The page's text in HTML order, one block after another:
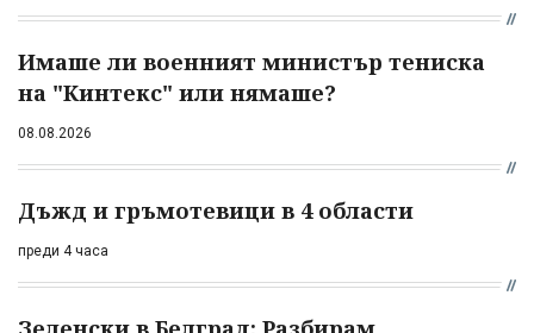
Имаше ли военният министър тениска
на "Кинтекс" или нямаше?
08.08.2026
Дъжд и гръмотевици в 4 области
преди 4 часа